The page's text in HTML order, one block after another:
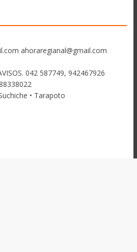
ahoraregianal@gmail.com
042 587749, 942467926
• Tarapoto